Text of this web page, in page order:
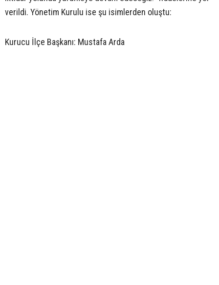
verildi. Yönetim Kurulu ise şu isimlerden oluştu:
Kurucu İlçe Başkanı: Mustafa Arda